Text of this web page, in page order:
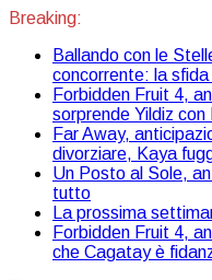
Breaking:
Ballando con le
concorrente: la
Forbidden Fruit 4,
sorprende Yildiz con
Far Away,
divorziare, Kaya
Un Posto al Sole,
tutto
La prossima
Forbidden Fruit 4,
che Cagatay è